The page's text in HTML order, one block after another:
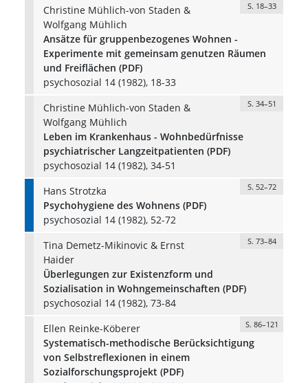
Christine Mühlich-von Staden &
Wolfgang Mühlich
S. 18–33
Ansätze für gruppenbezogenes Wohnen -
Experimente mit gemeinsam genutzen Räumen
und Freiflächen (PDF)
psychosozial 14 (1982), 18-33
Christine Mühlich-von Staden &
Wolfgang Mühlich
S. 34–51
Leben im Krankenhaus - Wohnbedürfnisse
psychiatrischer Langzeitpatienten (PDF)
psychosozial 14 (1982), 34-51
Hans Strotzka
S. 52–72
Psychohygiene des Wohnens (PDF)
psychosozial 14 (1982), 52-72
Tina Demetz-Mikinovic & Ernst
Haider
S. 73–84
Überlegungen zur Existenzform und
Sozialisation in Wohngemeinschaften (PDF)
psychosozial 14 (1982), 73-84
Ellen Reinke-Köberer
S. 86–121
Systematisch-methodische Berücksichtigung
von Selbstreflexionen in einem
Sozialforschungsprojekt (PDF)